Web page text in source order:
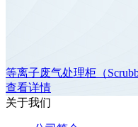
等离子废气处理柜（
查看详情
关于我们